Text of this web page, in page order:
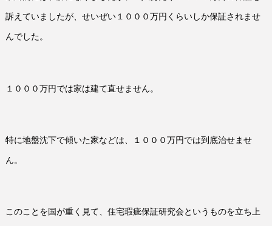
訴えていましたが、せいぜい１０００万円くらいしか保証されませ
んでした。
１０００万円では家は建て直せません。
特に地盤沈下で傾いた家などは、１０００万円では到底治せませ
ん。
このことを国が重く見て、住宅瑕疵保証研究会というものを立ち上